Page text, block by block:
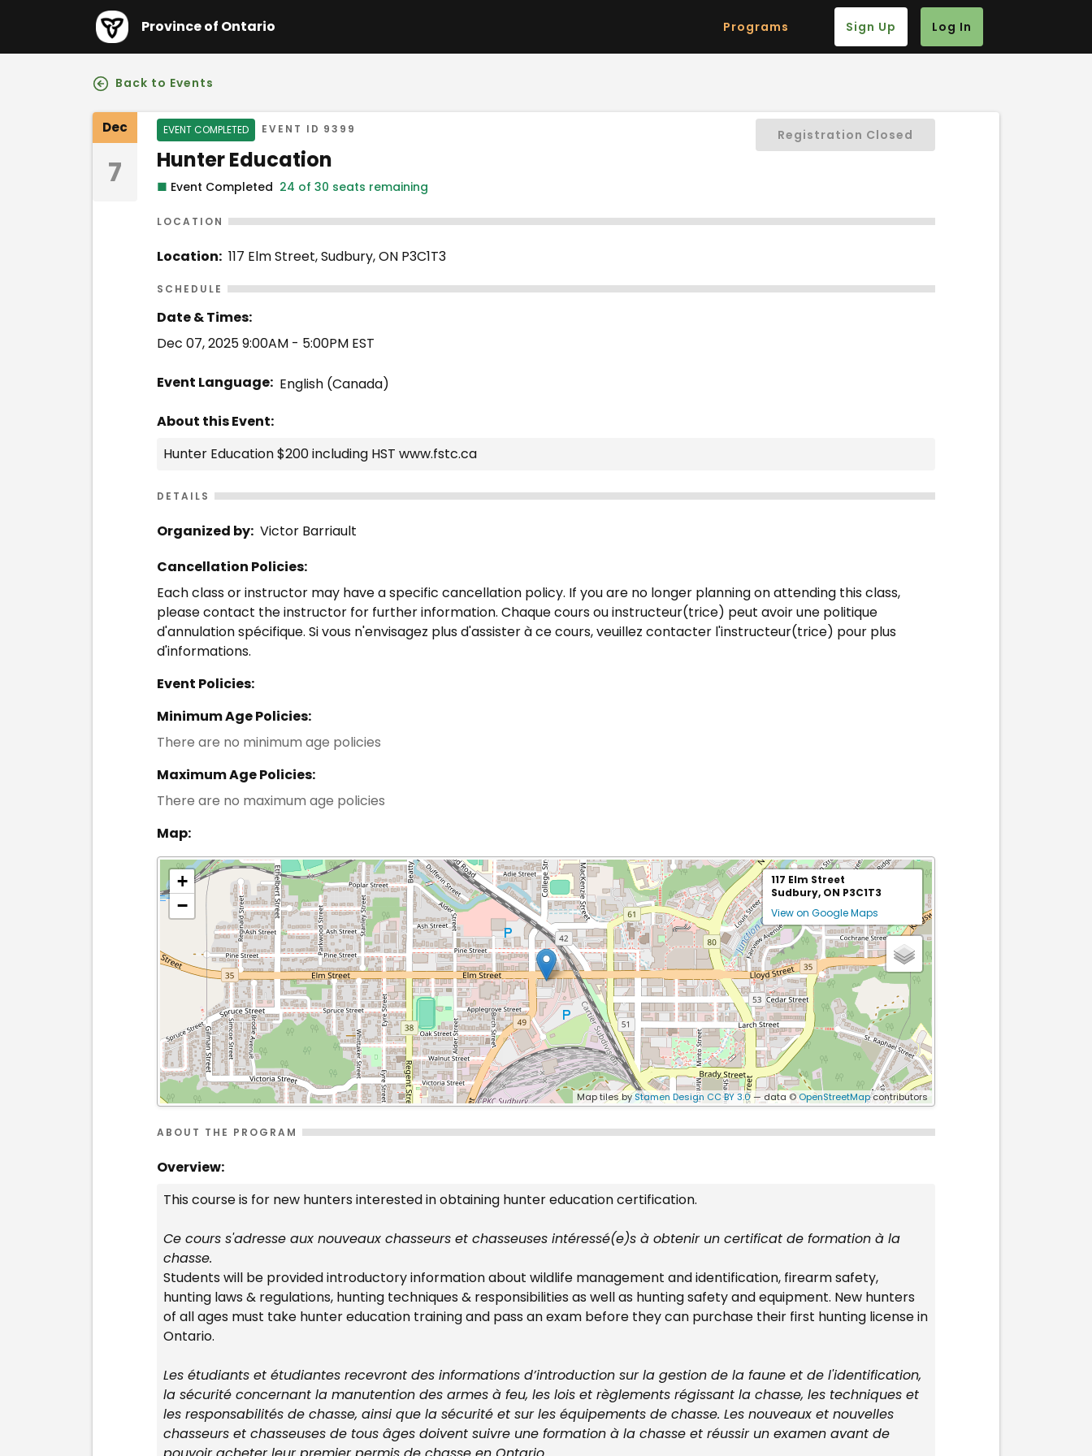
Province of Ontario Programs Sign Up Log In
Back to Events
Event Details
Dec
7
Event Status
EVENT COMPLETED EVENT ID 9399
Event Name
Hunter Education
■ Event Completed 24 of 30 seats remaining
Registration Closed
LOCATION
Location: 117 Elm Street, Sudbury, ON P3C1T3
SCHEDULE
Date & Times:
Dec 07, 2025 9:00AM - 5:00PM EST
Event Language: English (Canada)
About this Event:
Hunter Education $200 including HST www.fstc.ca
DETAILS
Organized by: Victor Barriault
Cancellation Policies:
Each class or instructor may have a specific cancellation policy. If you are no longer planning on attending this class,
please contact the instructor for further information. Chaque cours ou instructeur(trice) peut avoir une politique
d'annulation spécifique. Si vous n'envisagez plus d'assister à ce cours, veuillez contacter l'instructeur(trice) pour plus
d'informations.
Event Policies:
Minimum Age Policies:
There are no minimum age policies
Maximum Age Policies:
There are no maximum age policies
Map:
+
−
117 Elm Street
Sudbury, ON P3C1T3
View on Google Maps
Map tiles byStamen Design CC BY 3.0— data ©OpenStreetMapcontributors
ABOUT THE PROGRAM
Overview:
This course is for new hunters interested in obtaining hunter education certification.
Ce cours s'adresse aux nouveaux chasseurs et chasseuses intéressé(e)s à obtenir un certificat de formation à la
chasse.
Students will be provided introductory information about wildlife management and identification, firearm safety,
hunting laws & regulations, hunting techniques & responsibilities as well as hunting safety and equipment. New hunters
of all ages must take hunter education training and pass an exam before they can purchase their first hunting license in
Ontario.
Les étudiants et étudiantes recevront des informations d’introduction sur la gestion de la faune et de l'identification,
la sécurité concernant la manutention des armes à feu, les lois et règlements régissant la chasse, les techniques et
les responsabilités de chasse, ainsi que la sécurité et sur les équipements de chasse. Les nouveaux et nouvelles
chasseurs et chasseuses de tous âges doivent suivre une formation à la chasse et réussir un examen avant de